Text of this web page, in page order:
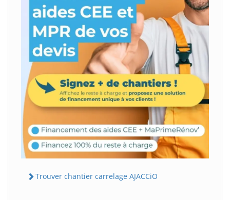
Trouver chantier carrelage AJACCiO